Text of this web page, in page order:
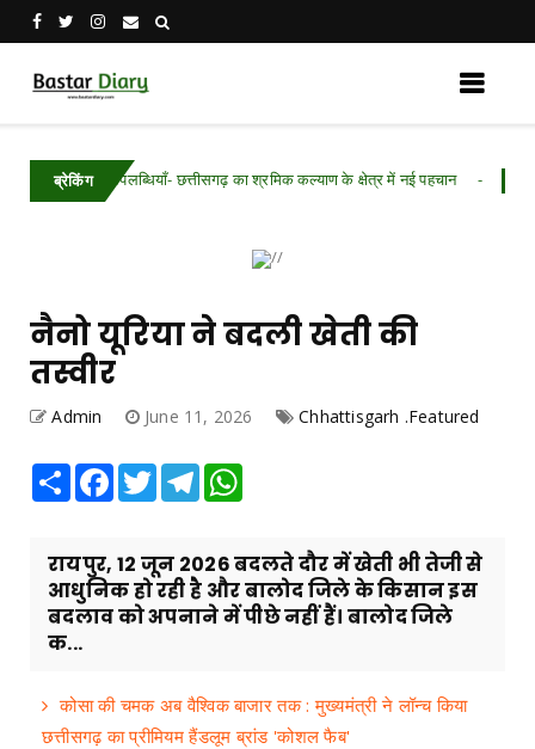
ब्रेकिंग
की उपलब्धियाँ- छत्तीसगढ़ का श्रमिक कल्याण के क्षेत्र में नई पहचान Chhattisgarh
नैनो यूरिया ने बदली खेती की
तस्वीर
Admin June 11, 2026 Chhattisgarh .Featured
Share Facebook
TwitterTelegram
रायपुर, 12 जून 2026 बदलते दौर में खेती भी तेजी से
आधुनिक हो रही है और बालोद जिले के किसान इस
बदलाव को अपनाने में पीछे नहीं हैं। बालोद जिले
क...
कोसा की चमक अब वैश्विक बाजार तक : मुख्यमंत्री ने लॉन्च किया
छत्तीसगढ़ का प्रीमियम हैंडलूम ब्रांड 'कोशल फैब'